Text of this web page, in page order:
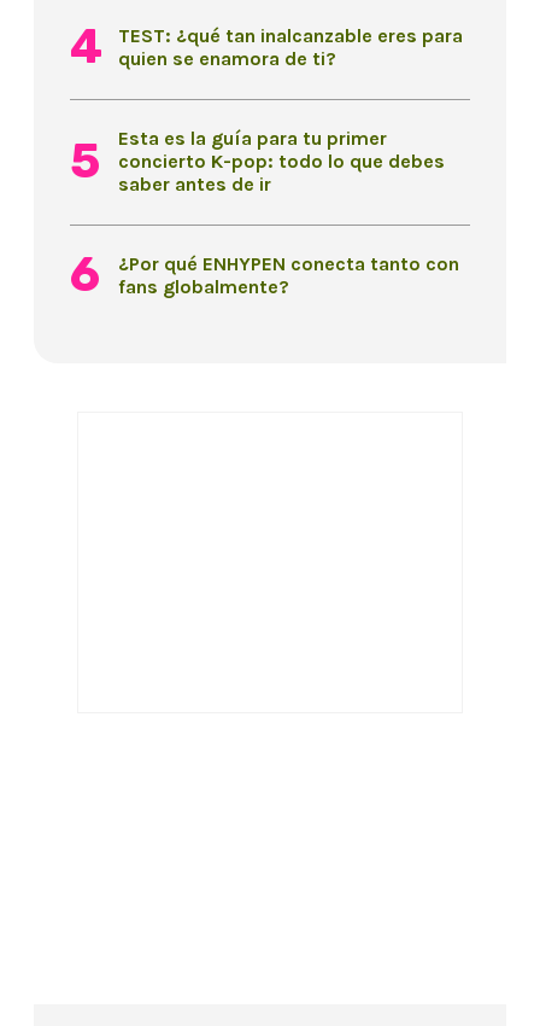
TEST: ¿qué tan inalcanzable eres para
quien se enamora de ti?
Esta es la guía para tu primer
concierto K-pop: todo lo que debes
saber antes de ir
¿Por qué ENHYPEN conecta tanto con
fans globalmente?